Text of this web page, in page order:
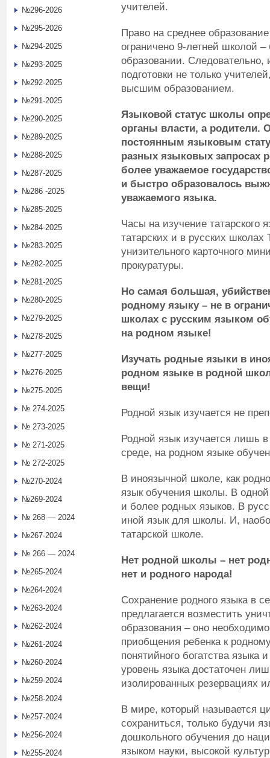
учителей.
Право на среднее
ограничено 9-летней школой –
образовании. Следовательно,
подготовки не только
высшим образованием.
Языковой статус школы
органы власти, а родители.
постоянным языковым
разных языковых запросах
более уважаемое
и быстро образовалось
уважаемого языка.
Часы на изучение
татарских и в русских
унизительного карточного
прокуратуры.
Но самая большая,
родному языку – не в
школах с русским языком
на родном языке!
Изучать родные языки в
родном языке в родной
вещи!
Родной язык изучается не
Родной язык изучается лишь
среде, на родном языке
В иноязычной школе, как
язык обучения школы. В
и более родных языков. В
иной язык для школы. И,
татарской школе.
Нет родной школы – нет
нет и родного народа!
Сохранение родного языка в
предлагается возместить
образования – оно
приобщения ребенка к
понятийного богатства
уровень языка достаточен
изолированных резервациях
В мире, который называется
сохраниться, только будучи
дошкольного обучения до
языком науки, высокой
№296-2026
№295-2026
№294-2025
№293-2025
№292-2025
№291-2025
№290-2025
№289-2025
№288-2025
№287-2025
№286 -2025
№285-2025
№284-2025
№283-2025
№282-2025
№281-2025
№280-2025
№279-2025
№278-2025
№277-2025
№276-2025
№275-2025
№ 274-2025
№ 273-2025
№ 271-2025
№ 272-2025
№270-2024
№269-2024
№ 268 — 2024
№267-2024
№ 266 — 2024
№265-2024
№264-2024
№263-2024
№262-2024
№261-2024
№260-2024
№259-2024
№258-2024
№257-2024
№256-2024
№255-2024